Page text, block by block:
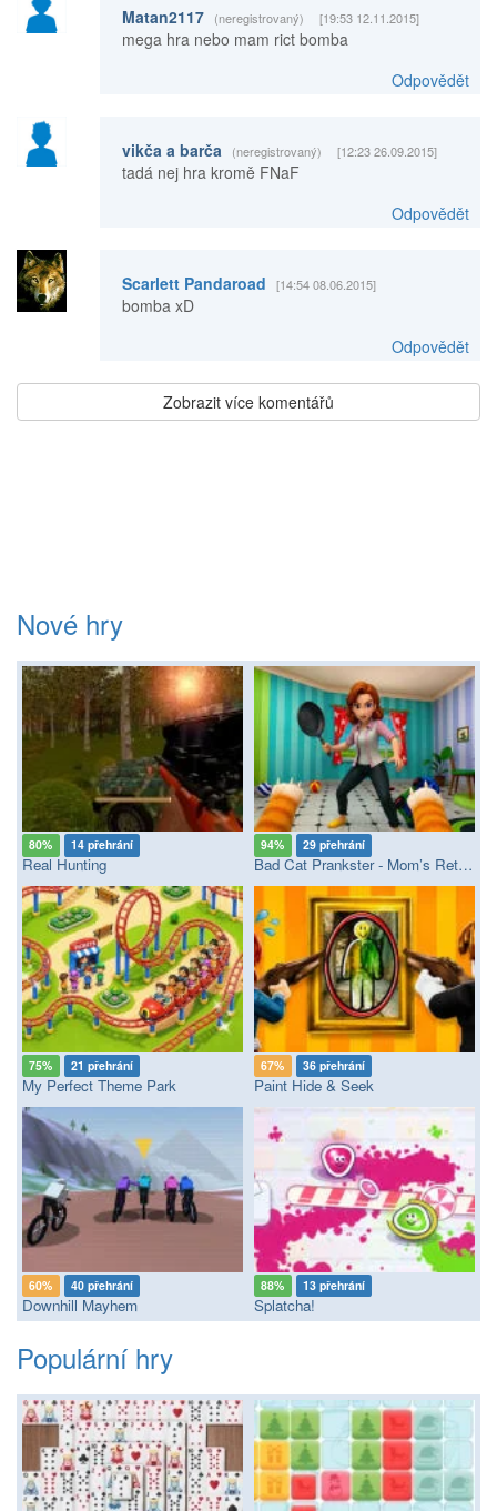
Matan2117 (neregistrovaný) [19:53 12.11.2015]
mega hra nebo mam rict bomba
Odpovědět
vikča a barča (neregistrovaný) [12:23 26.09.2015]
tadá nej hra kromě FNaF
Odpovědět
Scarlett Pandaroad [14:54 08.06.2015]
bomba xD
Odpovědět
Zobrazit více komentářů
Nové hry
80% 14 přehrání
Real Hunting
94% 29 přehrání
Bad Cat Prankster - Mom’s Return
75% 21 přehrání
My Perfect Theme Park
67% 36 přehrání
Paint Hide & Seek
60% 40 přehrání
Downhill Mayhem
88% 13 přehrání
Splatcha!
Populární hry